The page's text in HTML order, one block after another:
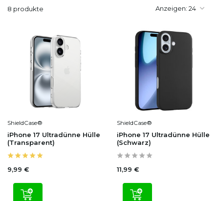
8 produkte Anzeigen:
ShieldCase®
iPhone 17 Ultradünne Hülle
(Transparent)
9,99 €
ShieldCase®
iPhone 17 Ultradünne Hülle
(Schwarz)
11,99 €